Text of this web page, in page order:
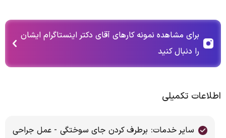
برای مشاهده نمونه کارهای آقای دکتر اینستاگرام ایشان
را دنبال کنید
اطلاعات تکمیلی
سایر خدمات: برطرف کردن جای سوختگی - عمل جراحی